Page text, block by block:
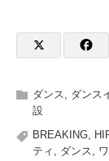
ダンス ダンス
設
BREAKING
ティ
ダンス